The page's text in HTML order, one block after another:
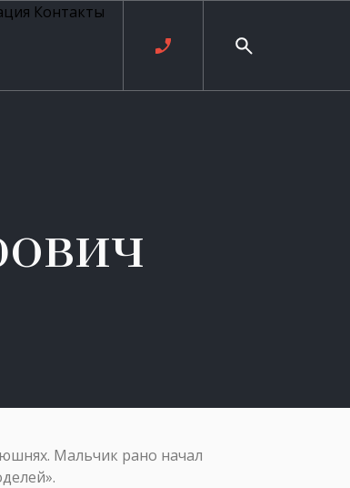
Контакты
Мальчик рано начал